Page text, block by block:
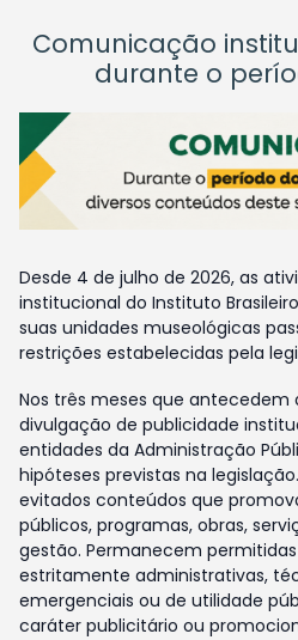
Comunicação
durante o
Desde 4 de julho de 2026, as
institucional do Instituto
suas unidades museológicas
restrições estabelecidas pela
Nos três meses que antecedem
divulgação de publicidade
entidades da Administração
hipóteses previstas na
evitados conteúdos que
públicos, programas, obras,
gestão. Permanecem
estritamente administrativas,
emergenciais ou de utilidade
caráter publicitário ou